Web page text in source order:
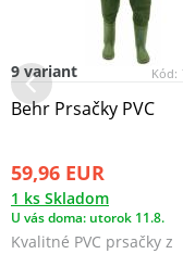
Kód:
9 variant
Behr Prsačky PVC
59,96 EUR
1 ks Skladom
U vás doma: utorok 11.8.
Kvalitné PVC prsačky z